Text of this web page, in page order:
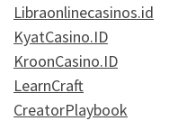
Libraonlinecasinos.id
KyatCasino.ID
KroonCasino.ID
LearnCraft
CreatorPlaybook